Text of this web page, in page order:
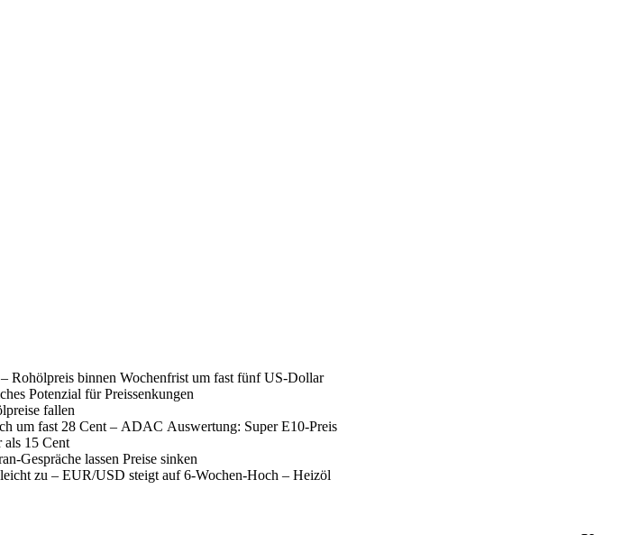
Rohölpreis binnen Wochenfrist um fast fünf US-Dollar
Potenzial für Preissenkungen
fallen
um fast 28 Cent – ADAC Auswertung: Super E10-Preis
als 15 Cent
Gespräche lassen Preise sinken
zu – EUR/USD steigt auf 6-Wochen-Hoch – Heizöl